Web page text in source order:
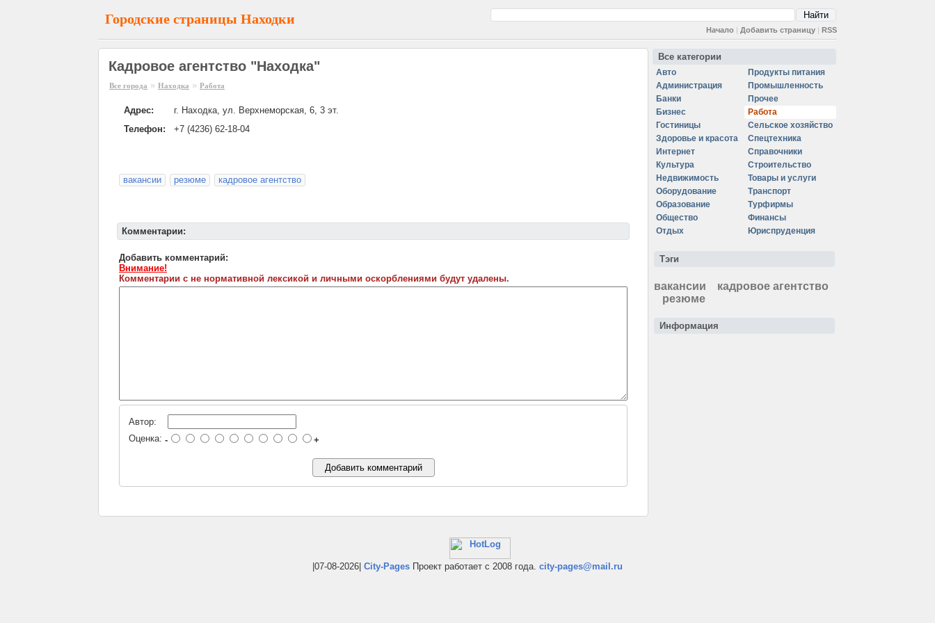
Городские страницы Находки
Начало | Добавить страницу | RSS
Кадровое агентство "Находка"
Все города » Находка » Работа
Адрес:
г. Находка, ул. Верхнеморская, 6, 3 эт.
Телефон:
+7 (4236) 62-18-04
вакансии резюме кадровое агентство
Комментарии:
Добавить комментарий:
Внимание!
Комментарии с не нормативной лексикой и личными оскорблениями будут удалены.
Автор:
Оценка: - +
Все категории
Авто
Администрация
Банки
Бизнес
Гостиницы
Здоровье и красота
Интернет
Культура
Недвижимость
Оборудование
Образование
Общество
Отдых
Продукты питания
Промышленность
Прочее
Работа
Сельское хозяйство
Спецтехника
Справочники
Строительство
Товары и услуги
Транспорт
Турфирмы
Финансы
Юриспруденция
Тэги
вакансии
кадровое агентство
резюме
Информация
|07-08-2026| City-Pages Проект работает с 2008 года. city-pages@mail.ru